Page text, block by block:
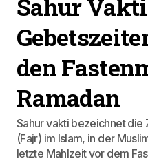
Sahur
den
Ramadan
Sahur vakti bezeichnet
(Fajr) im Islam, in der
letzte Mahlzeit vor dem